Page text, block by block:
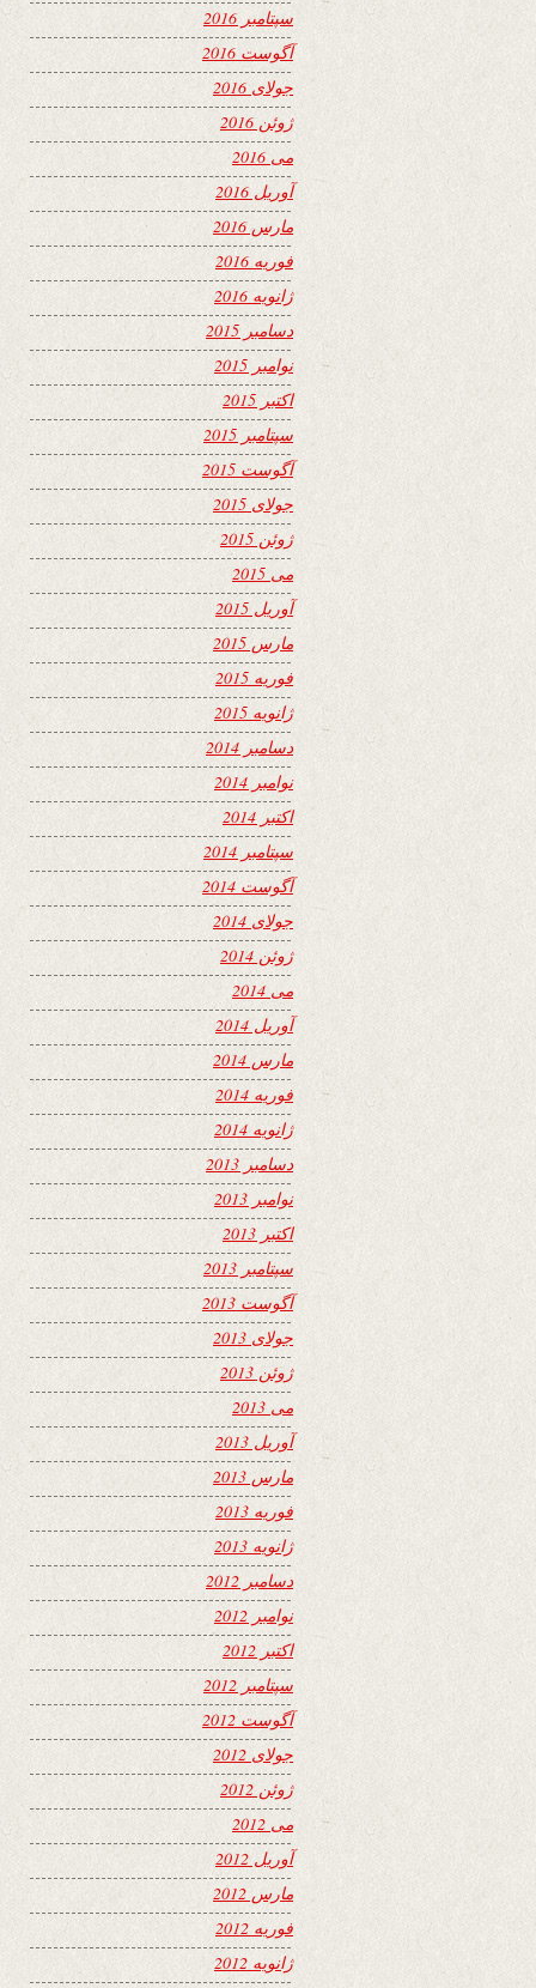
سپتامبر 2016
آگوست 2016
جولای 2016
ژوئن 2016
می 2016
آوریل 2016
مارس 2016
فوریه 2016
ژانویه 2016
دسامبر 2015
نوامبر 2015
اکتبر 2015
سپتامبر 2015
آگوست 2015
جولای 2015
ژوئن 2015
می 2015
آوریل 2015
مارس 2015
فوریه 2015
ژانویه 2015
دسامبر 2014
نوامبر 2014
اکتبر 2014
سپتامبر 2014
آگوست 2014
جولای 2014
ژوئن 2014
می 2014
آوریل 2014
مارس 2014
فوریه 2014
ژانویه 2014
دسامبر 2013
نوامبر 2013
اکتبر 2013
سپتامبر 2013
آگوست 2013
جولای 2013
ژوئن 2013
می 2013
آوریل 2013
مارس 2013
فوریه 2013
ژانویه 2013
دسامبر 2012
نوامبر 2012
اکتبر 2012
سپتامبر 2012
آگوست 2012
جولای 2012
ژوئن 2012
می 2012
آوریل 2012
مارس 2012
فوریه 2012
ژانویه 2012